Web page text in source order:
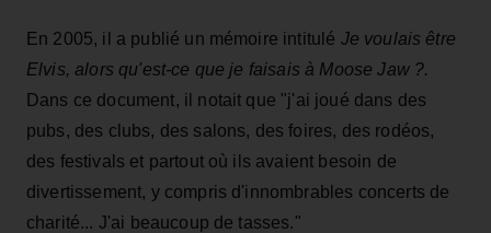
En 2005, il a publié un mémoire intitulé Je voulais être
Elvis, alors qu'est-ce que je faisais à Moose Jaw ?.
Dans ce document, il notait que "j'ai joué dans des
pubs, des clubs, des salons, des foires, des rodéos,
des festivals et partout où ils avaient besoin de
divertissement, y compris d'innombrables concerts de
charité... J'ai beaucoup de tasses."